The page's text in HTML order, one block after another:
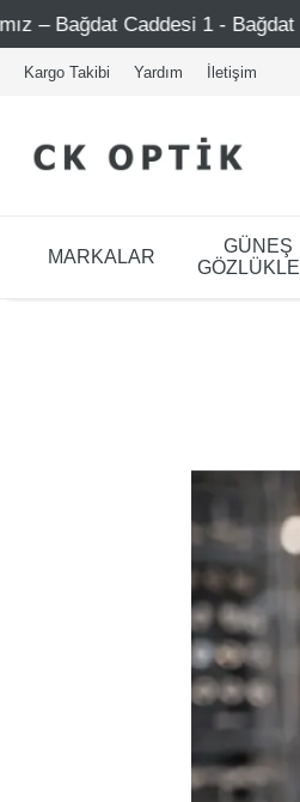
1 - Bağdat Caddesi 2 -
Kargo Takibi Yardım İletişim
MARKALAR
GÜNEŞ